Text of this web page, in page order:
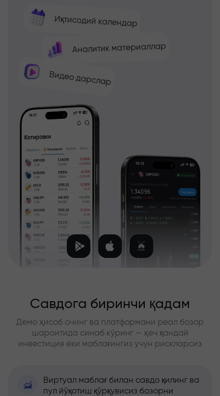
Иқтисодий календар
Аналитик материаллар
Видео дарслар
Савдога биринчи қадам
Демо ҳисоб очинг ва платформани реал бозор
шароитида синаб кўринг — ҳеч қандай
инвестиция ёки маблағингиз учун рискларсиз
Виртуал маблағ билан савдо қилинг ва
пул йўқотиш қўрқувисиз бозорни